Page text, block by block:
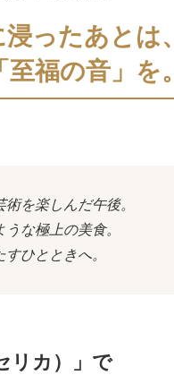
ったあとは、
福の音」を。
を楽しんだ午後。
な極上の美食。
ひとときへ。
リカ）」で